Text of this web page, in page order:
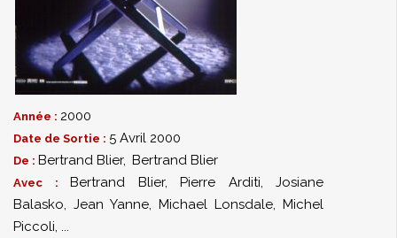
Année : 2000
Date de Sortie : 5 Avril 2000
De : Bertrand Blier, Bertrand Blier
Avec : Bertrand Blier, Pierre Arditi, Josiane
Balasko, Jean Yanne, Michael Lonsdale, Michel
Piccoli, ...